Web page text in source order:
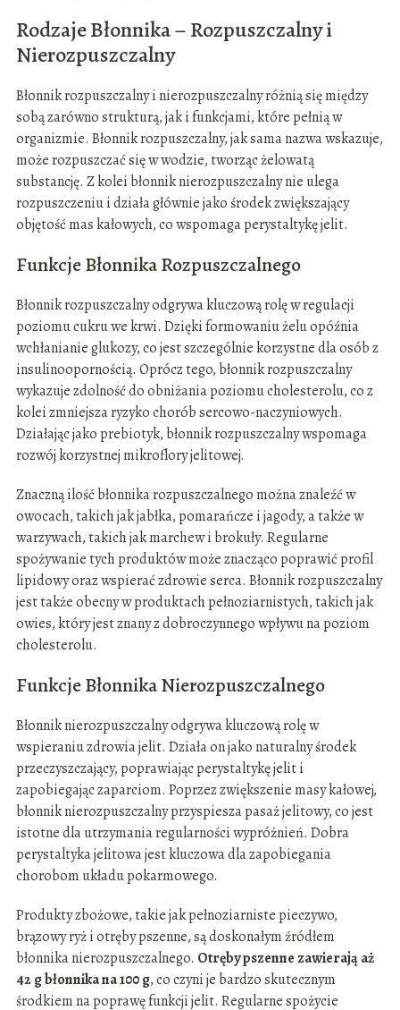
Rodzaje Błonnika – Rozpuszczalny i
Nierozpuszczalny
Błonnik rozpuszczalny i nierozpuszczalny różnią się między
sobą zarówno strukturą, jak i funkcjami, które pełnią w
organizmie. Błonnik rozpuszczalny, jak sama nazwa wskazuje,
może rozpuszczać się w wodzie, tworząc żelowatą
substancję. Z kolei błonnik nierozpuszczalny nie ulega
rozpuszczeniu i działa głównie jako środek zwiększający
objętość mas kałowych, co wspomaga perystaltykę jelit.
Funkcje Błonnika Rozpuszczalnego
Błonnik rozpuszczalny odgrywa kluczową rolę w regulacji
poziomu cukru we krwi. Dzięki formowaniu żelu opóźnia
wchłanianie glukozy, co jest szczególnie korzystne dla osób z
insulinoopornością. Oprócz tego, błonnik rozpuszczalny
wykazuje zdolność do obniżania poziomu cholesterolu, co z
kolei zmniejsza ryzyko chorób sercowo-naczyniowych.
Działając jako prebiotyk, błonnik rozpuszczalny wspomaga
rozwój korzystnej mikroflory jelitowej.
Znaczną ilość błonnika rozpuszczalnego można znaleźć w
owocach, takich jak jabłka, pomarańcze i jagody, a także w
warzywach, takich jak marchew i brokuły. Regularne
spożywanie tych produktów może znacząco poprawić profil
lipidowy oraz wspierać zdrowie serca. Błonnik rozpuszczalny
jest także obecny w produktach pełnoziarnistych, takich jak
owies, który jest znany z dobroczynnego wpływu na poziom
cholesterolu.
Funkcje Błonnika Nierozpuszczalnego
Błonnik nierozpuszczalny odgrywa kluczową rolę w
wspieraniu zdrowia jelit. Działa on jako naturalny środek
przeczyszczający, poprawiając perystaltykę jelit i
zapobiegając zaparciom. Poprzez zwiększenie masy kałowej,
błonnik nierozpuszczalny przyspiesza pasaż jelitowy, co jest
istotne dla utrzymania regularności wypróżnień. Dobra
perystaltyka jelitowa jest kluczowa dla zapobiegania
chorobom układu pokarmowego.
Produkty zbożowe, takie jak pełnoziarniste pieczywo,
brązowy ryż i otręby pszenne, są doskonałym źródłem
błonnika nierozpuszczalnego. Otręby pszenne zawierają aż
42 g błonnika na 100 g, co czyni je bardzo skutecznym
środkiem na poprawę funkcji jelit. Regularne spożycie